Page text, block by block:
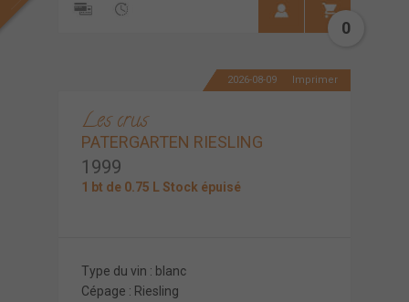
CONTACT
0
2026-08-09 Imprimer
Les crus
PATERGARTEN RIESLING
1999
1 bt de 0.75 L Stock épuisé
Type du vin : blanc
Cépage : Riesling